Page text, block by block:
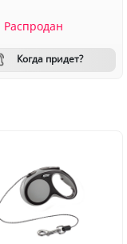
Распродан
Когда придет?